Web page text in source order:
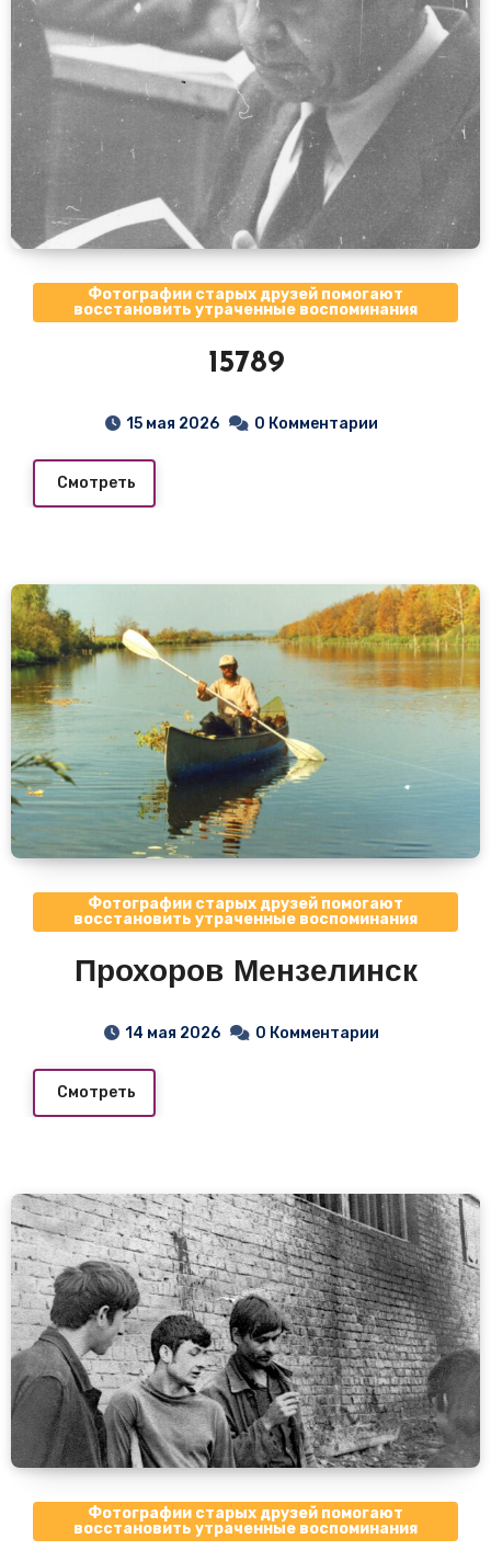
Фотографии старых друзей помогают
восстановить утраченные воспоминания
15789
15 мая 2026 0 Комментарии
Смотреть
Фотографии старых друзей помогают
восстановить утраченные воспоминания
Прохоров Мензелинск
14 мая 2026 0 Комментарии
Смотреть
Фотографии старых друзей помогают
восстановить утраченные воспоминания